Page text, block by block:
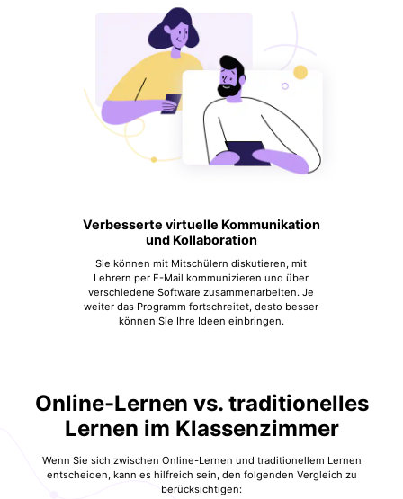
Verbesserte virtuelle Kommunikation
und Kollaboration
Sie können mit Mitschülern diskutieren, mit
Lehrern per E-Mail kommunizieren und über
verschiedene Software zusammenarbeiten. Je
weiter das Programm fortschreitet, desto besser
können Sie Ihre Ideen einbringen.
Online-Lernen vs. traditionelles
Lernen im Klassenzimmer
Wenn Sie sich zwischen Online-Lernen und traditionellem Lernen
entscheiden, kann es hilfreich sein, den folgenden Vergleich zu
berücksichtigen: